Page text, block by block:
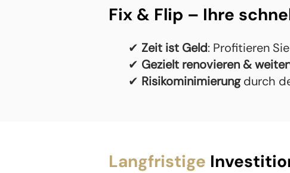
Fix & Flip – Ihre
✔ Zeit ist Geld: Profitieren
✔ Gezielt renovieren &
✔ Risikominimierungdurch
Langfristige